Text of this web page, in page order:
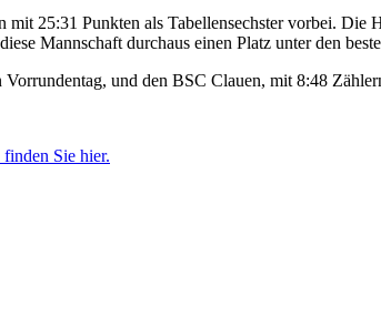
25:31 Punkten als Tabellensechster vorbei. Die
Mannschaft durchaus einen Platz unter den
und den BSC Clauen, mit 8:48
Sie hier.